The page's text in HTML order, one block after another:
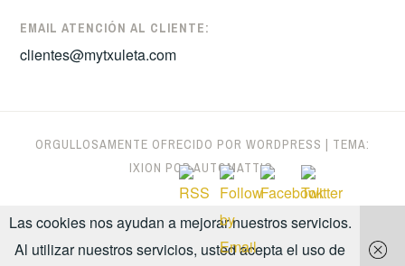
EMAIL ATENCIÓN AL CLIENTE:
clientes@mytxuleta.com
ORGULLOSAMENTE OFRECIDO POR WORDPRESS | TEMA:
IXION PORAUTOMATTIC.
Las cookies nos ayudan a mejorar nuestros servicios.
Al utilizar nuestros servicios, usted acepta el uso de